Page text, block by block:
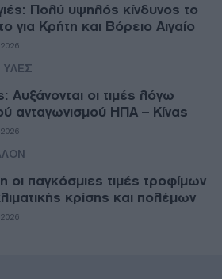
Πολύ υψηλός κίνδυνος το
για Κρήτη και Βόρειο Αιγαίο
2026
Αυξάνονται οι τιμές λόγω
ανταγωνισμού ΗΠΑ – Κίνας
2026
οι παγκόσμιες τιμές τροφίμων
κρίσης και πολέμων
2026